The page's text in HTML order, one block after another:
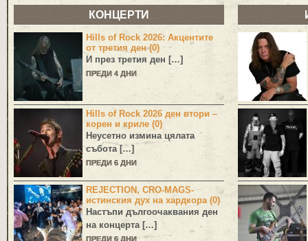
КОНЦЕРТИ
Hills of Rock 2026: Акцентите
от третия ден (0)
И през третия ден […]
ПРЕДИ 4 ДНИ
Hills of Rock 2026 ден втори –
корен и криле (0)
Неусетно измина цялата
събота […]
ПРЕДИ 6 ДНИ
REJECTION, CRO-MAGS-
истинския дух на хардкора (0)
Настъпи дългоочаквания ден
на концерта […]
ПРЕДИ 6 ДНИ